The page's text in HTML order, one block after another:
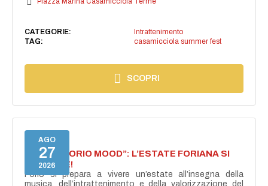
CATEGORIE:
Intrattenimento
TAG:
casamicciola summer fest
SCOPRI
AGO
27
2026
NASCE “FORIO MOOD”: L’ESTATE FORIANA SI
ACCENDE!
Forio si prepara a vivere un’estate all’insegna della
musica, dell’intrattenimento e della valorizzazione del